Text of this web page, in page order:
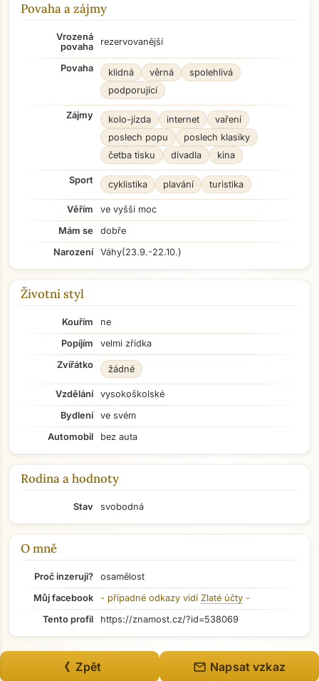
Povaha a zájmy
Vrozená
povaha
rezervovanější
Povaha klidná věrná
spolehlivá
podporující
Zájmy kolo-jízda internet
vaření
poslech popu
poslech klasiky
četba tisku
divadla kina
Sport cyklistika plavání turistika
Věřím
ve vyšší moc
Mám se
dobře
Narození
Váhy(23.9.-22.10.)
Životní styl
Kouřím
ne
Popíjím
velmi zřídka
Zvířátko
žádné
Vzdělání
vysokoškolské
Bydlení
ve svém
Automobil
bez auta
Rodina a hodnoty
Stav svobodná
O mně
Proč inzeruji?
osamělost
Můj facebook
- případné odkazy vidí Zlaté účty -
Tento profil
https://znamost.cz/?id=538069
《 Zpět mail Napsat vzkaz